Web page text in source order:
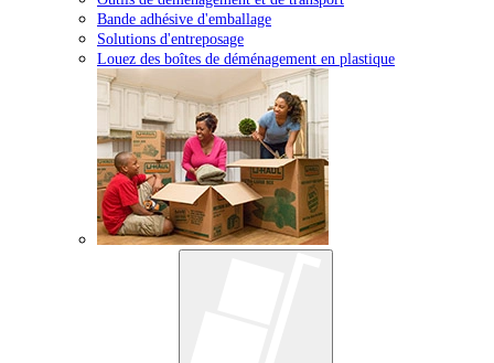
Bande adhésive d'emballage
Solutions d'entreposage
Louez des boîtes de déménagement en plastique